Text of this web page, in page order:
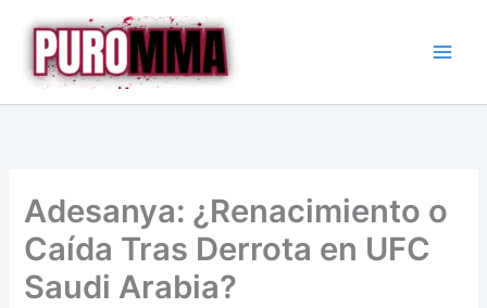
contenido
Adesanya: ¿Renacimiento o
Caída Tras Derrota en UFC
Saudi Arabia?